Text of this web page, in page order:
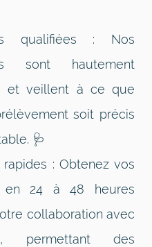
qualifiées : Nos
sont hautement
et veillent à ce que
soit précis
🩺
rapides : Obtenez vos
en 24 à 48 heures
collaboration avec
permettant des